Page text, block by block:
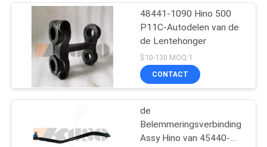
Hinolichaamsdelen
48441-1090 Hino 500
P11C-Autodelen van de
de Lentehonger
$10-130 MOQ:1
CONTACT
de
Belemmeringsverbinding
Assy Hino van 45440-